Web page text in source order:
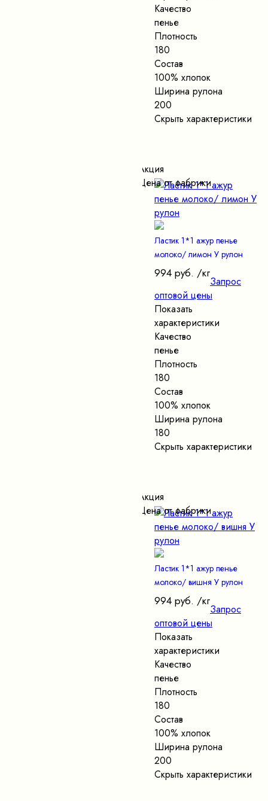
Качество
пенье
Плотность
180
Состав
100% хлопок
Ширина рулона
200
Скрыть характеристики
Акция
Цена от фабрики
Ластик 1*1 ажур пенье
молоко/ лимон У рулон
994 руб. /кг
Запрос
оптовой цены
Показать
характеристики
Качество
пенье
Плотность
180
Состав
100% хлопок
Ширина рулона
180
Скрыть характеристики
Акция
Цена от фабрики
Ластик 1*1 ажур пенье
молоко/ вишня У рулон
994 руб. /кг
Запрос
оптовой цены
Показать
характеристики
Качество
пенье
Плотность
180
Состав
100% хлопок
Ширина рулона
200
Скрыть характеристики